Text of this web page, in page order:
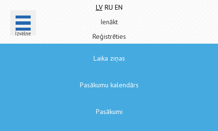
Izvēlne
LV RU EN
Ienākt
Reģistrēties
Laika ziņas
Pasākumu kalendārs
Pasākumi